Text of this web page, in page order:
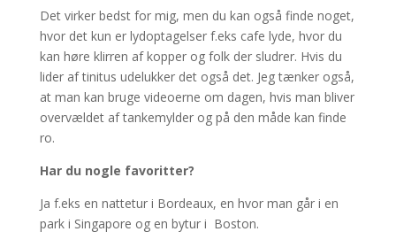
Det virker bedst for mig, men du kan også finde noget,
hvor det kun er lydoptagelser f.eks cafe lyde, hvor du
kan høre klirren af kopper og folk der sludrer. Hvis du
lider af tinitus udelukker det også det. Jeg tænker også,
at man kan bruge videoerne om dagen, hvis man bliver
overvældet af tankemylder og på den måde kan finde
ro.
Har du nogle favoritter?
Ja f.eks en nattetur i Bordeaux, en hvor man går i en
park i Singapore og en bytur i Boston.